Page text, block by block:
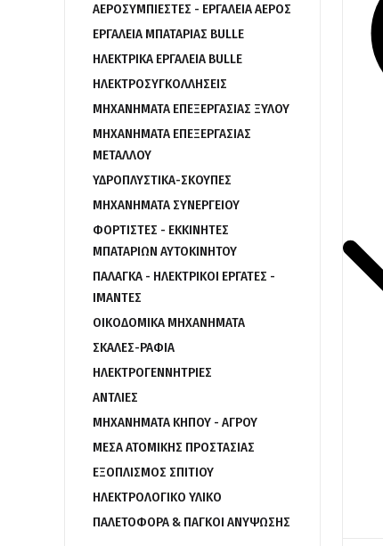
ΑΕΡΟΣΥΜΠΙΕΣΤΕΣ - ΕΡΓΑΛΕΙΑ ΑΕΡΟΣ
ΕΡΓΑΛΕΙΑ ΜΠΑΤΑΡΙΑΣ BULLE
ΗΛΕΚΤΡΙΚΑ ΕΡΓΑΛΕΙΑ BULLE
ΗΛΕΚΤΡΟΣΥΓΚΟΛΛΗΣΕΙΣ
ΜΗΧΑΝΗΜΑΤΑ ΕΠΕΞΕΡΓΑΣΙΑΣ ΞΥΛΟΥ
ΜΗΧΑΝΗΜΑΤΑ ΕΠΕΞΕΡΓΑΣΙΑΣ
ΜΕΤΑΛΛΟΥ
ΥΔΡΟΠΛΥΣΤΙΚΑ-ΣΚΟΥΠΕΣ
ΜΗΧΑΝΗΜΑΤΑ ΣΥΝΕΡΓΕΙΟΥ
ΦΟΡΤΙΣΤΕΣ - ΕΚΚΙΝΗΤΕΣ
ΜΠΑΤΑΡΙΩΝ ΑΥΤΟΚΙΝΗΤΟΥ
ΠΑΛΑΓΚΑ - ΗΛΕΚΤΡΙΚΟΙ ΕΡΓΑΤΕΣ -
ΙΜΑΝΤΕΣ
ΟΙΚΟΔΟΜΙΚΑ ΜΗΧΑΝΗΜΑΤΑ
ΣΚΑΛΕΣ-ΡΑΦΙΑ
ΗΛΕΚΤΡΟΓΕΝΝΗΤΡΙΕΣ
ΑΝΤΛΙΕΣ
ΜΗΧΑΝΗΜΑΤΑ ΚΗΠΟΥ - ΑΓΡΟΥ
ΜΕΣΑ ΑΤΟΜΙΚΗΣ ΠΡΟΣΤΑΣΙΑΣ
ΕΞΟΠΛΙΣΜΟΣ ΣΠΙΤΙΟΥ
ΗΛΕΚΤΡΟΛΟΓΙΚΟ ΥΛΙΚΟ
ΠΑΛΕΤΟΦΟΡΑ & ΠΑΓΚΟΙ ΑΝΥΨΩΣΗΣ